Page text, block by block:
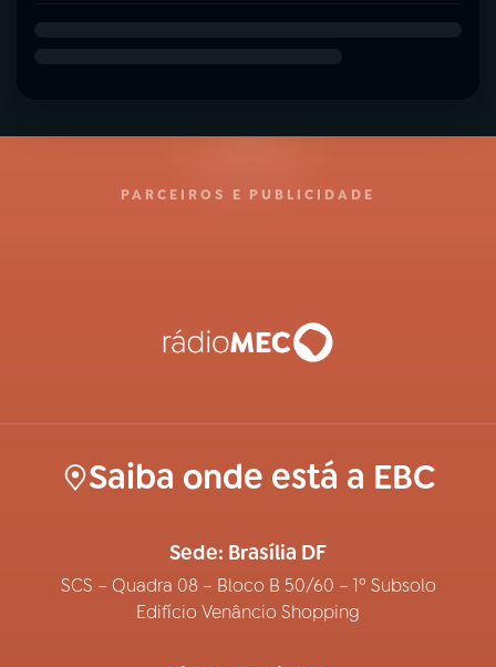
PARCEIROS E PUBLICIDADE
Saiba onde está a EBC
Sede: Brasília DF
SCS – Quadra 08 – Bloco B 50/60 – 1º Subsolo
Edifício Venâncio Shopping